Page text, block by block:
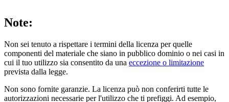
Note:
Non sei tenuto a rispettare i termini della licenza per quelle
componenti del materiale che siano in pubblico dominio o nei casi in
cui il tuo utilizzo sia consentito da una eccezione o limitazione
prevista dalla legge.
Non sono fornite garanzie. La licenza può non conferirti tutte le
autorizzazioni necessarie per l'utilizzo che ti prefiggi. Ad esempio,